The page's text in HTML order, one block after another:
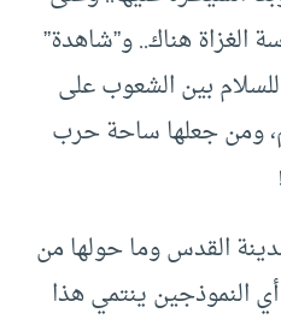
الغزاة هناك.. و”شاهدة”
بين الشعوب على
ومن جعلها ساحة حرب
القدس وما حولها من
النموذجين ينتمي هذا